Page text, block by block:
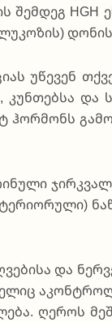
შემ­დეგ
უწე­ვენ
და
ჰო­რმონს
და
ღე­როს